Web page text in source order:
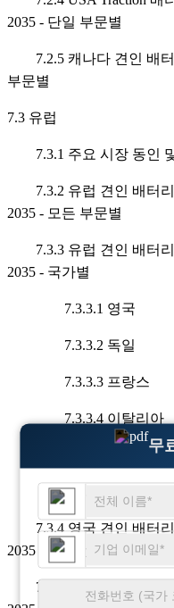
무
2035 - 단일 부문별
7.2.5 캐나다 견인 배터
부문별
7.3 유럽
7.3.1 주요 시장 동인
7.3.2 유럽 견인 배터리
2035 - 모든 부문별
7.3.3 유럽 견인 배터리
2035 - 국가별
7.3.3.1 영국
7.3.3.2 독일
7.3.3.3 프랑스
7.3.3.4 이탈리아
7.3.3.6 유럽 나머지
7.3.4 영국 견인 배터리
2035 - 세그먼트별로
7.3.5 독일 견인 배터리